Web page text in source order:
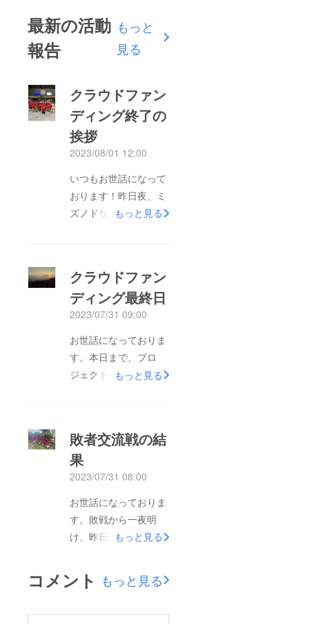
最新の活動
報告
もっと
見る
クラウドファン
ディング終了の
挨拶
2023/08/01 12:00
いつもお世話になって
おります！昨日夜、ミ
ズノドリームカップ熊
も昨日で終了致しまし
た。期間中は実に様々
な方からのご支援を頂
くことができました！
集まりました支援金に
ついては、今回の遠征
費に当てさせていただ
援者様へのリターンに
ついては、９月中旬〜
下旬のお届けを予定し
ただけると幸いです。
引き続き、宜しくお願
い致しますm(._.)m
もっと見る
クラウドファン
ディング最終日
2023/07/31 09:00
お世話になっておりま
す。本日まで、プロ
ジェクトを支えてくだ
グ最終日を迎えまし
た！プロジェクトへの
支援をご検討の方、是
非終了前に！最後のひ
と押しを宜しくお願い
致しますm(__)m！
もっと見る
敗者交流戦の結
果
2023/07/31 08:00
お世話になっておりま
す。敗戦から一夜明
け、昨日は交流戦に臨
寺メイト、東京のチー
ムです。結果は19対1
もっと見る
コメント もっと見る